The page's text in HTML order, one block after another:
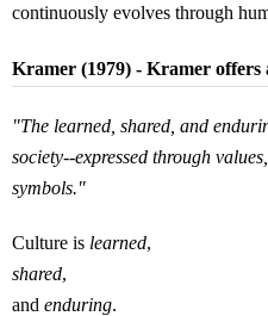
continuously evolves through
Kramer (1979) - Kramer offers
"The learned, shared, and
society--expressed through
symbols."
Culture is learned,
shared,
and enduring.